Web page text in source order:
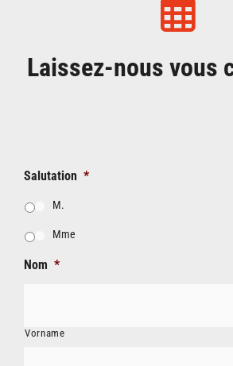
Laissez-nous vous
Salutation *
M.
Mme
Nom *
Vorname